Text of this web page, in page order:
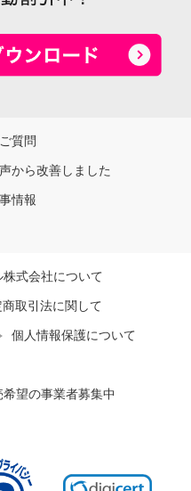
質問
から改善しました
情報
式会社について
商取引法に関して
個人情報保護について
望の事業者募集中